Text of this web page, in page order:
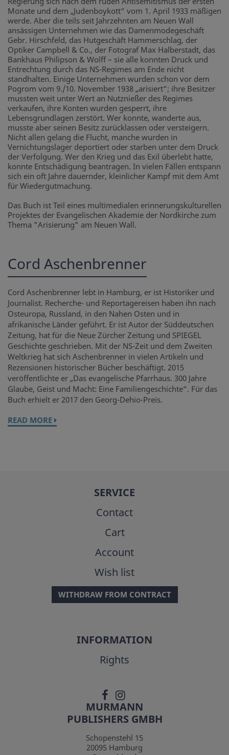
Monate und dem „Judenboykott“ vom 1. April 1933 mäßigen
werde. Aber die teils seit Jahrzehnten am Neuen Wall
ansässigen Unternehmen wie das Damenmodegeschäft
Gebr. Hirschfeld, das Hutgeschäft Hammerschlag, der
Optiker Campbell & Co., der Fotograf Max Halberstadt, das
Bankhaus Philipson & Wolff – sie alle konnten Druck und
Entrechtung durch das NS-Regimes am Ende nicht
standhalten. Einige Unternehmen wurden schon vor dem
Pogrom vom 9./10. November 1938 „arisiert“; ihre Besitzer
mussten weit unter Wert an Nutznießer des Regimes
verkaufen, ihre Konten wurden gesperrt, ihre
Lebensgrundlagen zerstört. Wer konnte, wanderte aus,
musste aber seinen Besitz zurücklassen oder versteigern.
Nicht allen gelang die Flucht, manche wurden in
Vernichtungslager deportiert oder starben unter dem Druck
der Verfolgung. Wer den Krieg und das Exil überlebt hatte,
konnte Entschädigung beantragen. In vielen Fällen entspann
sich ein oft Jahre dauernder, kleinlicher Kampf mit dem Amt
für Wiedergutmachung.
Das Buch ist Teil eines multimedialen erinnerungskulturellen
Projektes der Evangelischen Akademie der Nordkirche zum
Thema "Arisierung" am Neuen Wall.
Cord Aschenbrenner
Cord Aschenbrenner lebt in Hamburg, er ist Historiker und
Journalist. Recherche- und Reportagereisen haben ihn nach
Osteuropa, Russland, in den Nahen Osten und in
afrikanische Länder geführt. Er ist Autor der Süddeutschen
Zeitung, hat für die Neue Zürcher Zeitung und SPIEGEL
Geschichte geschrieben. Mit der NS-Zeit und dem Zweiten
Weltkrieg hat sich Aschenbrenner in vielen Artikeln und
Rezensionen historischer Bücher beschäftigt. 2015
veröffentlichte er „Das evangelische Pfarrhaus. 300 Jahre
Glaube, Geist und Macht: Eine Familiengeschichte“. Für das
Buch erhielt er 2017 den Georg-Dehio-Preis.
READ MORE
SERVICE
Contact
Cart
Account
Wish list
WITHDRAW FROM CONTRACT
INFORMATION
Rights
MURMANN
PUBLISHERS GMBH
Schopenstehl 15
20095 Hamburg